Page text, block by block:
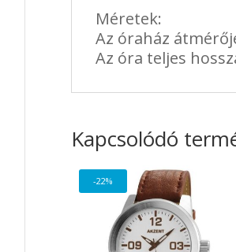
Méretek:
Az óraház
Az óra teljes
Kapcsolódó
-22%